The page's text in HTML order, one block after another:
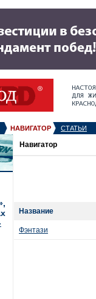
НАВИГАТОР СТАТЬИ
Навигатор
Название
Фэнтази